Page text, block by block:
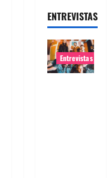
ENTREVISTAS
Entrevistas